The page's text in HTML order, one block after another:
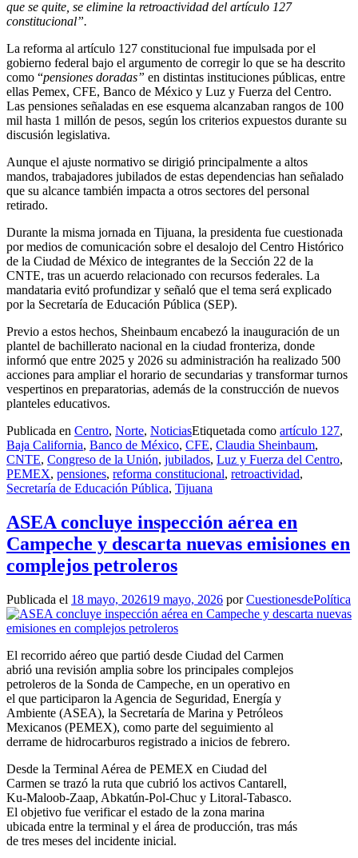
que se quite, se elimine la retroactividad del artículo 127
constitucional”.
La reforma al artículo 127 constitucional fue impulsada por el
gobierno federal bajo el argumento de corregir lo que se ha descrito
como “pensiones doradas” en distintas instituciones públicas, entre
ellas Pemex, CFE, Banco de México y Luz y Fuerza del Centro.
Las pensiones señaladas en ese esquema alcanzaban rangos de 100
mil hasta 1 millón de pesos, según los criterios expuestos durante su
discusión legislativa.
Aunque el ajuste normativo se dirigió principalmente a altos
mandos, trabajadores jubilados de estas dependencias han señalado
que su alcance también impacta a otros sectores del personal
retirado.
Durante la misma jornada en Tijuana, la presidenta fue cuestionada
por medios de comunicación sobre el desalojo del Centro Histórico
de la Ciudad de México de integrantes de la Sección 22 de la
CNTE, tras un acuerdo relacionado con recursos federales. La
mandataria evitó profundizar y señaló que el tema será explicado
por la Secretaría de Educación Pública (SEP).
Previo a estos hechos, Sheinbaum encabezó la inauguración de un
plantel de bachillerato nacional en la ciudad fronteriza, donde
informó que entre 2025 y 2026 su administración ha realizado 500
acciones para ampliar el horario de secundarias y transformar turnos
vespertinos en preparatorias, además de la construcción de nuevos
planteles educativos.
Publicada en Centro, Norte, NoticiasEtiquetada como artículo 127,
Baja California, Banco de México, CFE, Claudia Sheinbaum,
CNTE, Congreso de la Unión, jubilados, Luz y Fuerza del Centro,
PEMEX, pensiones, reforma constitucional, retroactividad,
Secretaría de Educación Pública, Tijuana
ASEA concluye inspección aérea en
Campeche y descarta nuevas emisiones en
complejos petroleros
Publicada el 18 mayo, 202619 mayo, 2026 porCuestionesdePolítica
El recorrido aéreo que partió desde Ciudad del Carmen
abrió una revisión amplia sobre los principales complejos
petroleros de la Sonda de Campeche, en un operativo en
el que participaron la Agencia de Seguridad, Energía y
Ambiente (ASEA), la Secretaría de Marina y Petróleos
Mexicanos (PEMEX), como parte del seguimiento al
derrame de hidrocarburos registrado a inicios de febrero.
Desde la Terminal Aérea de PEMEX en Ciudad del
Carmen se trazó la ruta que cubrió los activos Cantarell,
Ku-Maloob-Zaap, Abkatún-Pol-Chuc y Litoral-Tabasco.
El objetivo fue verificar el estado de la zona marina
ubicada entre la terminal y el área de producción, tras más
de tres meses del incidente inicial.